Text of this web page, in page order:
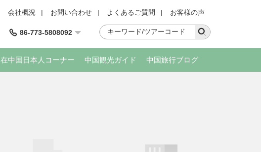
会社概況 | お問い合わせ | よくあるご質問 | お客様の声
86-773-5808092
在中国日本人コーナー 中国観光ガイド 中国旅行ブログ